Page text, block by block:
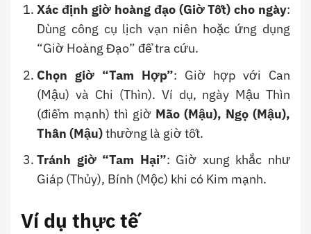
Xác định giờ hoàng đạo (Giờ Tốt) cho ngày:
Dùng công cụ lịch vạn niên hoặc ứng dụng
“Giờ Hoàng Đạo” để tra cứu.
Chọn giờ “Tam Hợp”: Giờ hợp với Can
(Mậu) và Chi (Thìn). Ví dụ, ngày Mậu Thìn
(điểm mạnh) thì giờ Mão (Mậu), Ngọ (Mậu),
Thân (Mậu)thường là giờ tốt.
Tránh giờ “Tam Hại”: Giờ xung khắc như
Giáp (Thủy), Bính (Mộc) khi có Kim mạnh.
Ví dụ thực tế